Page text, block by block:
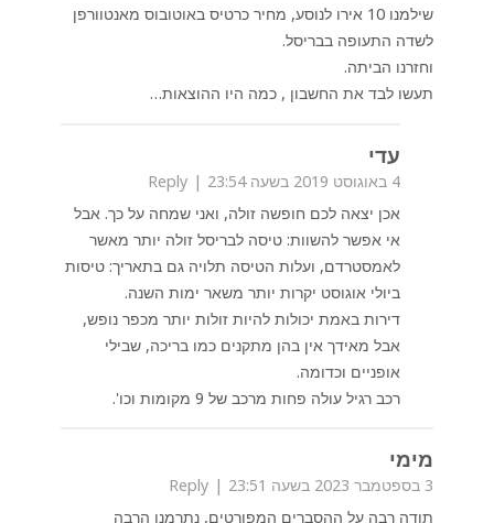
שילמנו 10 אירו לנוסע, מחיר כרטיס באוטובוס מאנטוורפן
לשדה התעופה בבריסל.
וחזרנו הביתה.
תעשו לבד את החשבון , כמה היו ההוצאות…
עדי
4 באוגוסט 2019 בשעה 23:54
Reply
אכן יצאה לכם חופשה זולה, ואני שמחה על כך. אבל
אי אפשר להשוות: טיסה לבריסל זולה יותר מאשר
לאמסטרדם, ועלות הטיסה תלויה גם בתאריך: טיסות
ביולי אוגוסט יקרות יותר משאר ימות השנה.
דירות באמת יכולות להיות זולות יותר מכפר נופש,
אבל מאידך אין בהן מתקנים כמו בריכה, שבילי
אופניים וכדומה.
רכב רגיל עולה פחות מרכב של 9 מקומות וכו'.
מימי
3 בספטמבר 2023 בשעה 23:51
Reply
תודה רבה על ההסברים המפורטים, נתרמנו הרבה